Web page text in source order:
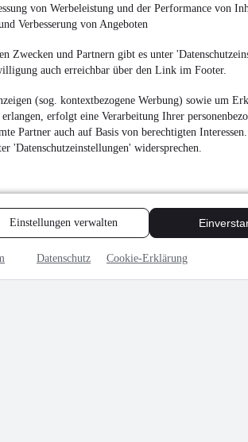
von Werbeleistung und der Performance von
Verbesserung von Angeboten
Zwecken und Partnern gibt es unter
auch erreichbar über den Link im Footer.
(sog. kontextbezogene Werbung) sowie um
erfolgt eine Verarbeitung Ihrer
Partner auch auf Basis von berechtigten
'Datenschutzeinstellungen' widersprechen.
Einstellungen verwalten
Datenschutz Cookie-Erklärung